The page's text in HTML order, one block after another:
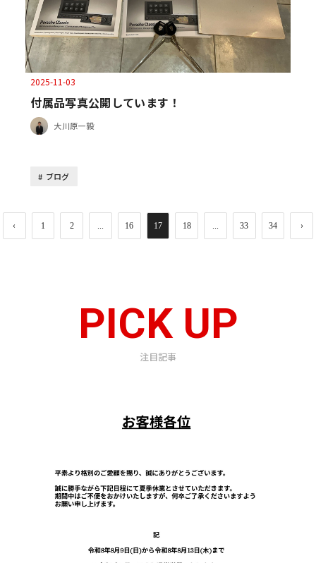
2025-11-03
付属品写真公開しています！
大川原一毅
ブログ
‹ 1 2 16 17 18 33 34 ›
PICK UP
注目記事